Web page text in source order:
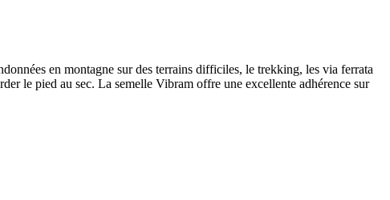
en montagne sur des terrains difficiles, le trekking, les via ferrata
le pied au sec. La semelle Vibram offre une excellente adhérence sur